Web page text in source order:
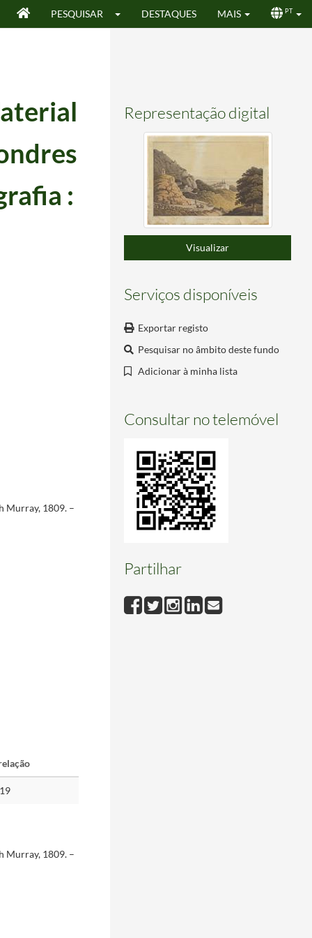
PESQUISAR DESTAQUES MAIS PT
Representação digital
Visualizar
Serviços disponíveis
Exportar registo
Pesquisar no âmbito deste fundo
Adicionar à minha lista
Consultar no telemóvel
Partilhar
:
Murray, 1809. –
Murray, 1809. –